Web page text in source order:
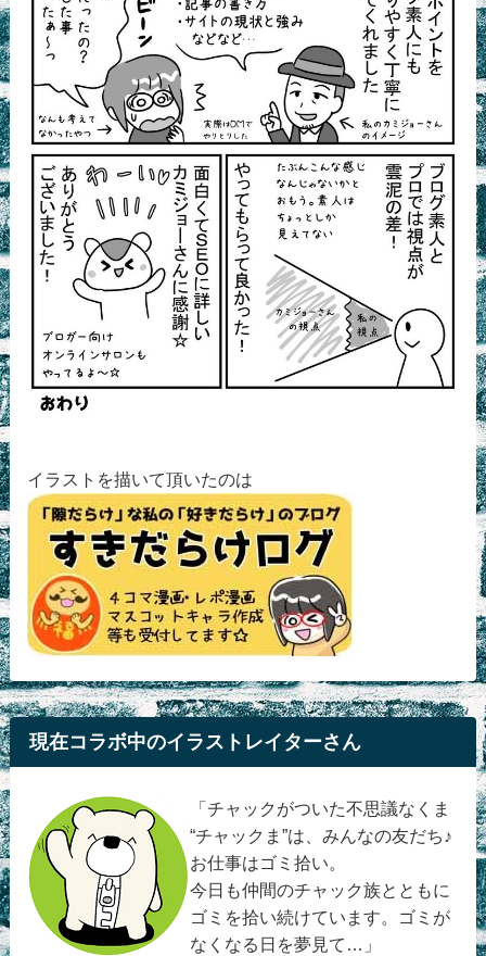
イラストを描いて頂いたのは
現在コラボ中のイラストレイターさん
「チャックがついた不思議なくま
“チャックま”は、みんなの友だち♪
お仕事はゴミ拾い。
今日も仲間のチャック族とともに
ゴミを拾い続けています。ゴミが
なくなる日を夢見て…」